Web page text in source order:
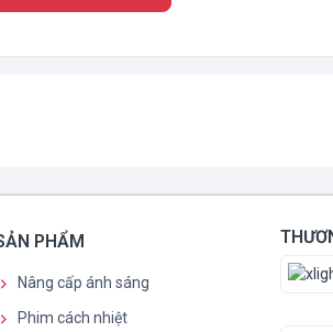
PHẨM
Nâng cấp ánh sáng
Phim cách nhiệt